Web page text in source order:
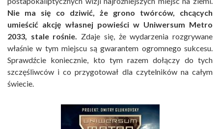
Nie ma się co dziwić, że grono twórców, chcących
umieścić akcję własnej powieści w Uniwersum Metro
2033, stale rośnie. Zdaje się, że wydarzenia rozgrywane
właśnie w tym miejscu są gwarantem ogromnego sukcesu.
Sprawdźcie koniecznie, kto tym razem dołączy do tych
szczęśliwców i co przygotował dla czytelników na całym
świecie.